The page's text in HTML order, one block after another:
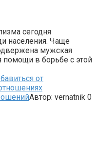
сегодня
населения. Чаще
мужская
помощи в борьбе с этой
от
Автор: vernatnik 0